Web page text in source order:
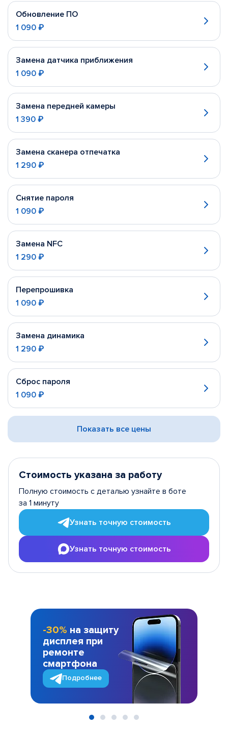
Обновление ПО
1 090 ₽
Замена датчика приближения
1 090 ₽
Замена передней камеры
1 390 ₽
Замена сканера отпечатка
1 290 ₽
Снятие пароля
1 090 ₽
Замена NFC
1 290 ₽
Перепрошивка
1 090 ₽
Замена динамика
1 290 ₽
Сброс пароля
1 090 ₽
Показать все цены
Стоимость указана за работу
Полную стоимость с деталью узнайте в боте
за 1 минуту
Узнать точную стоимость
Узнать точную стоимость
-30% на защиту
дисплея при
ремонте
смартфона
Подробнее